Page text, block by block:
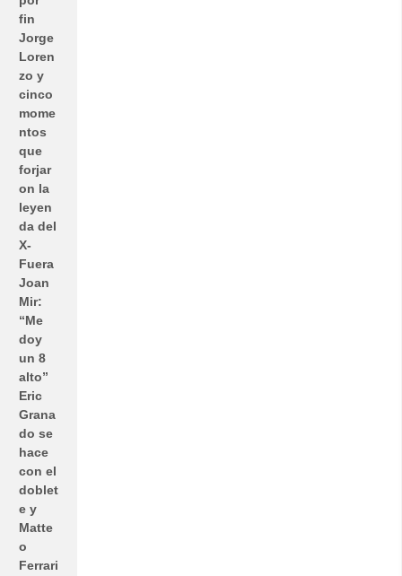
fin
Jorge
Loren
zo y
cinco
mome
ntos
que
forjar
on la
leyen
da del
X-
Fuera
Joan
Mir:
“Me
doy
un 8
alto”
Eric
Grana
do se
hace
con el
doblet
e y
Matte
o
Ferrari